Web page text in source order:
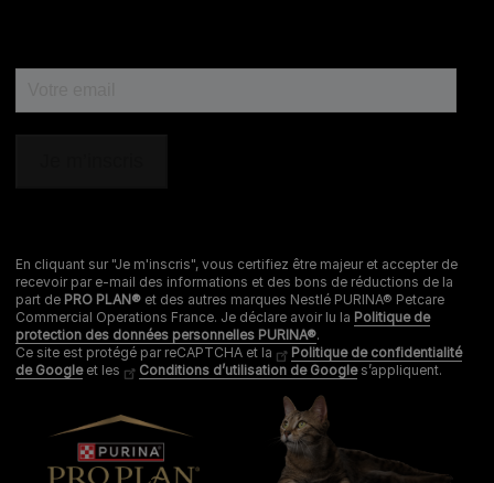
En cliquant sur "Je m'inscris", vous certifiez être majeur et accepter de
recevoir par e-mail des informations et des bons de réductions de la
part de PRO PLAN® et des autres marques Nestlé PURINA® Petcare
Commercial Operations France. Je déclare avoir lu la Politique de
protection des données personnelles PURINA®.
Ce site est protégé par reCAPTCHA et la
Politique de confidentialité
de Googleet les Conditions d’utilisation de Googles’appliquent.
® REG. TRADEMARK OF SOCIÉTÉ DES PRODUITS NESTLÉ S.A.
Sitemap